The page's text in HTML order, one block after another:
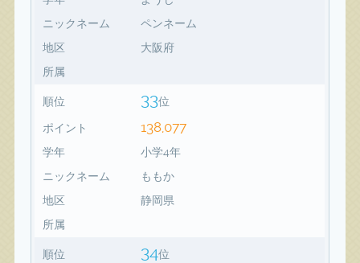
ニックネーム
ペンネーム
地区
大阪府
所属
順位 33位
ポイント 138,077
学年
小学4年
ニックネーム
ももか
地区
静岡県
所属
順位 34位